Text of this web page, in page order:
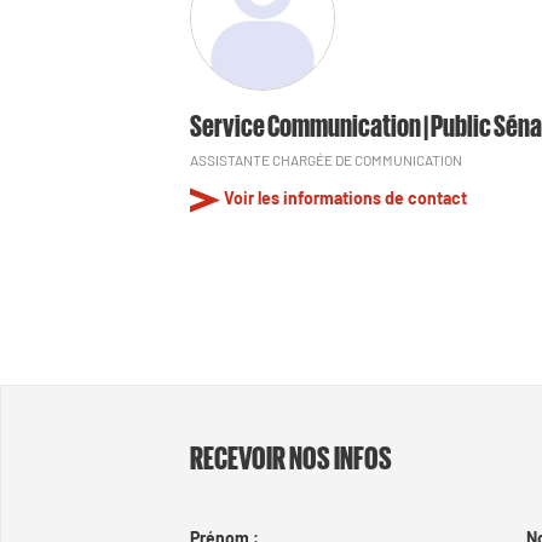
Service Communication | Public
ASSISTANTE CHARGÉE DE COMMUNICATION
Voir les informations de contact
RECEVOIR NOS INFOS